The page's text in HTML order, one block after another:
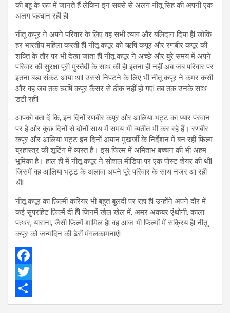
की बहू के रूप में जानते हैं लेकिन इन सबसे से अलग नीतू सिंह की अपनी एक
अलग पहचान रही हैl
नीतू कपूर ने अपने परिवार के लिए वह सभी त्याग और बलिदान दिया हैl जोकि
हर भारतीय महिला करती हैंl नीतू कपूर को ऋषि कपूर और रणबीर कपूर की
शक्ति के तौर पर भी देखा जाता हैंl नीतू कपूर ने अच्छे और बुरे समय में अपने
परिवार की सुरक्षा पूरी मुस्तैदी के साथ की हैl इतना ही नहीं अब जब परिवार पर
इतना बड़ा संकट आया थाl उससे निपटने के लिए भी नीतू कपूर ने कमर कसी
और वह जब तक ऋषि कपूर कैंसर से ठीक नहीं हो गएl तब तक उनके साथ
डटी रहींl
आपको बता दें कि, इन दिनों रणबीर कपूर और आलिया भट्ट का प्यार परवान
पर है और कुछ दिनों से दोनों साथ में समय भी व्यतीत भी कर रहे हैं। रणबीर
कपूर और आलिया भट्ट इन दिनों अयान मुखर्जी के निर्देशन में बन रही फिल्म
ब्रहास्त्र की शूटिंग में व्यस्त हैं। इस फिल्म में अमिताभ बच्चन की भी अहम
भूमिका है। हाल ही में नीतू कपूर ने सोशल मीडिया पर एक पोस्ट शेयर की थीl
जिसमें वह आलिया भट्ट के अलावा अपने पूरे परिवार के साथ नजर आ रही
थीl
नीतू कपूर का फ़िल्मी करियर भी बहुत बुलंदी पर रहा हैl उन्होंने अपने दौर में
कई सुपरहिट फ़िल्में दी हैंl जिनमें खेल खेल में, अमर अकबर एंथोनी, काला
पत्थर, याराना, जैसी फ़िल्में शामिल हैl वह आज भी फिल्मों में सक्रिय हैl नीतू
कपूर को जन्मदिन की ढेरों मंगलकामनाएंl
F
a
c
T
w
S